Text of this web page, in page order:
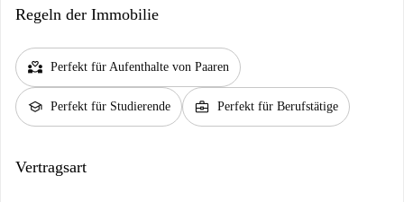
Regeln der Immobilie
partner_heart Perfekt für Aufenthalte von Paaren
school Perfekt für Studierende business_center Perfekt für Berufstätige
Vertragsart